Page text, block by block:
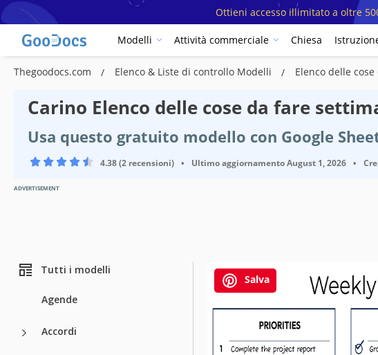
Ottieni accesso illimitato a oltre
Modelli Attività commerciale Chiesa
Thegoodocs.com Elenco & Liste di controllo Modelli Elenco delle
Carino Elenco delle cose da fare
Usa questo gratuito modello con Google
4.38 (2 recensioni) • Ultimo aggiornamentoAugust 1, 2026 •
ADVERTISEMENT
Tutti i modelli
Agende
Accordi
Salva